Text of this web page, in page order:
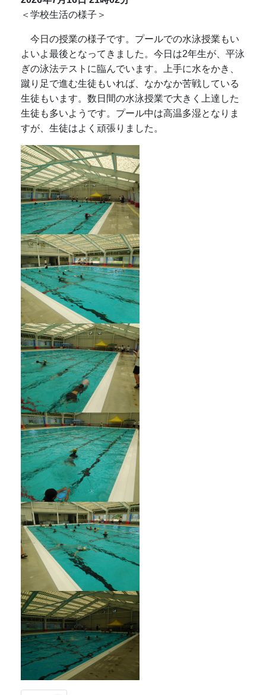
＜学校生活の様子＞
今日の授業の様子です。プールでの水泳授業もい
よいよ最後となってきました。今日は2年生が、平泳
ぎの泳法テストに臨んでいます。上手に水をかき、
蹴り足で進む生徒もいれば、なかなか苦戦している
生徒もいます。数日間の水泳授業で大きく上達した
生徒も多いようです。プール中は高温多湿となりま
すが、生徒はよく頑張りました。